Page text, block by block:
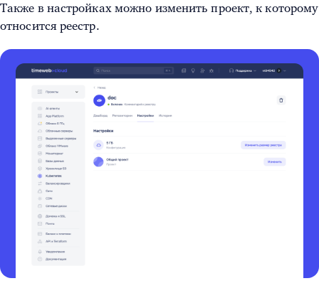
Также в настройках можно изменить проект, к которому
относится реестр.